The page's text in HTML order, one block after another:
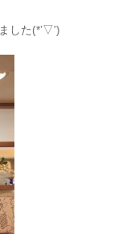
した(*’▽’)